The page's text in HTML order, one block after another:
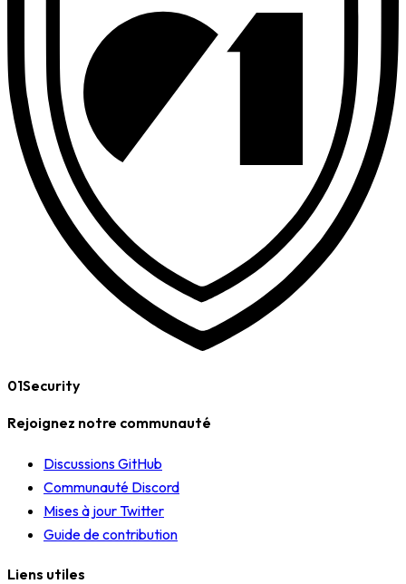
01Security
Rejoignez notre communauté
Discussions GitHub
Communauté Discord
Mises à jour Twitter
Guide de contribution
Liens utiles